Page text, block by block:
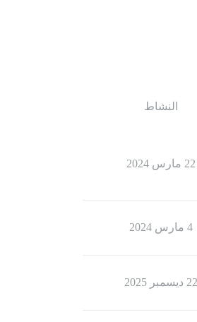
النشاط
22 مارس 2024
4 مارس 2024
22 ديسمبر 2025